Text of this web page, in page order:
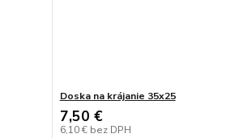
Doska na krájanie 35x25
7,50 €
6,10 € bez DPH